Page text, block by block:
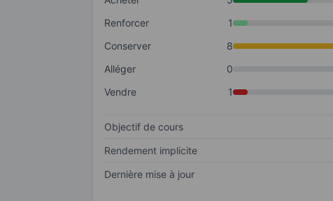
Renforcer
1
Conserver
8
Alléger
0
Vendre
1
Objectif de cours
Rendement implicite
Dernière mise à jour